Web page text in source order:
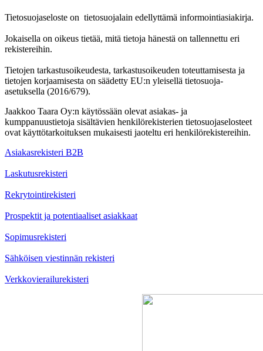
Tietosuojaseloste on tietosuojalain edellyttämä informointiasiakirja.
Jokaisella on oikeus tietää, mitä tietoja hänestä on tallennettu eri
rekistereihin.
Tietojen tarkastusoikeudesta, tarkastusoikeuden toteuttamisesta ja
tietojen korjaamisesta on säädetty EU:n yleisellä tietosuoja-
asetuksella (2016/679).
Jaakkoo Taara Oy:n käytössään olevat asiakas- ja
kumppanuustietoja sisältävien henkilörekisterien tietosuojaselosteet
ovat käyttötarkoituksen mukaisesti jaoteltu eri henkilörekistereihin.
Asiakasrekisteri B2B
Laskutusrekisteri
Rekrytointirekisteri
Prospektit ja potentiaaliset asiakkaat
Sopimusrekisteri
Sähköisen viestinnän rekisteri
Verkkovierailurekisteri